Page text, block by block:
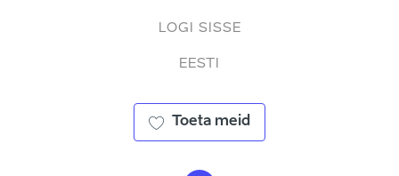
LOGI SISSE
EESTI
Toeta meid